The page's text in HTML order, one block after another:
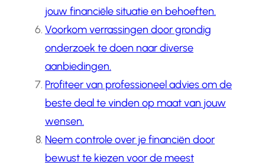
jouw financiële situatie en behoeften.
Voorkom verrassingen door grondig
onderzoek te doen naar diverse
aanbiedingen.
Profiteer van professioneel advies om de
beste deal te vinden op maat van jouw
wensen.
Neem controle over je financiën door
bewust te kiezen voor de meest